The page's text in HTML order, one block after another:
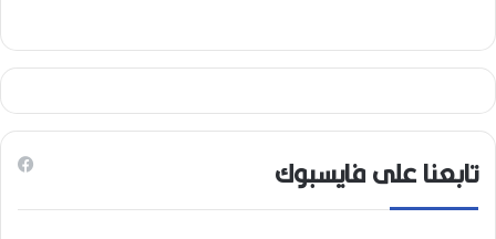
تابعنا على فايسبوك